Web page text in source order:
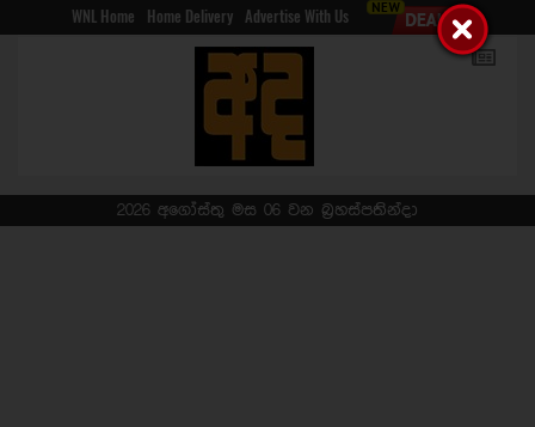
WNL Home Home Delivery Advertise With Us
2026 අගෝස්තු මස 06 වන බ්‍රහස්පතින්දා